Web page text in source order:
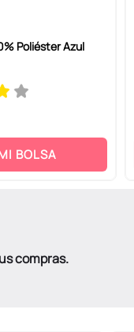
Poliéster Azul
BOLSA
compras.